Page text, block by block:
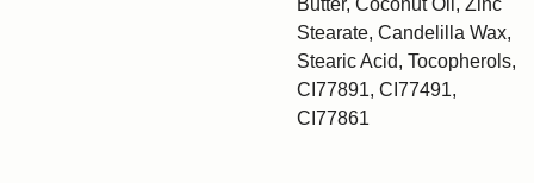
Butter, Coconut Oil, Zinc
Stearate, Candelilla Wax,
Stearic Acid, Tocopherols,
CI77891, CI77491,
CI77861